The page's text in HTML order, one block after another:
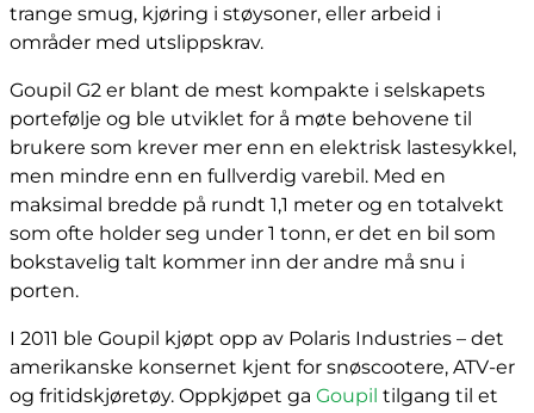
trange smug, kjøring i støysoner, eller arbeid i
områder med utslippskrav.
Goupil G2 er blant de mest kompakte i selskapets
portefølje og ble utviklet for å møte behovene til
brukere som krever mer enn en elektrisk lastesykkel,
men mindre enn en fullverdig varebil. Med en
maksimal bredde på rundt 1,1 meter og en totalvekt
som ofte holder seg under 1 tonn, er det en bil som
bokstavelig talt kommer inn der andre må snu i
porten.
I 2011 ble Goupil kjøpt opp av Polaris Industries – det
amerikanske konsernet kjent for snøscootere, ATV-er
og fritidskjøretøy. Oppkjøpet ga Goupil tilgang til et